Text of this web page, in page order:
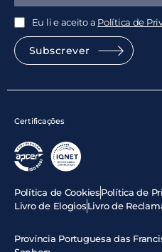
Eu li e aceito a Política de
Subscrever
Certificações
Política de CookiesPolítica de
Livro de ElogiosLivro de
Província Portuguesa das